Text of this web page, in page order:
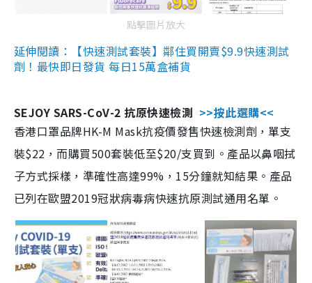
點擊圖片放大
延伸閱讀：【快速測試套裝】鄰住買開賣$9.9快速測試
劑！最快即日發貨 每日15萬盒補貨
SEJOY SARS-CoV-2 抗原快速檢測 >>按此選購<<
香港口罩品牌HK-M Mask抗疫價發售快速檢測劑，單支
裝$22，而購買500套裝低至$20/支買到。產品以鼻咽拭
子方式採樣，準確性高達99%，15分鐘就知結果。產品
已列在歐盟2019冠狀病毒病快速抗原測試通用名單。